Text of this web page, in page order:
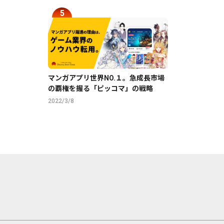
マンガアプリ世界NO.１。急成長市場
の覇権を握る「ピッコマ」の戦略
2022/3/8